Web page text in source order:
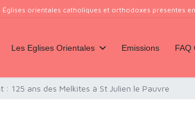
orientales catholiques et orthodoxes présentes
Les Eglises Orientales Emissions FAQ
: 125 ans des Melkites à St Julien le Pauvre